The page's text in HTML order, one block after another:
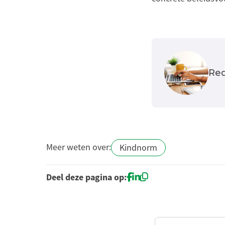
Meer weten over: Kindnorm
Deel deze pagina op: